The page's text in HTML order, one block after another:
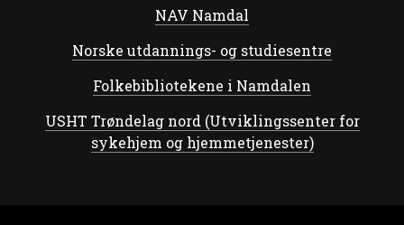
NAV Namdal
Norske utdannings- og studiesentre
Folkebibliotekene i Namdalen
USHT Trøndelag nord (Utviklingssenter for
sykehjem og hjemmetjenester)